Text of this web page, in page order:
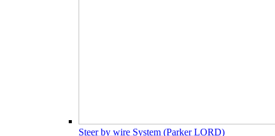
Steer by wire System (Parker LORD)